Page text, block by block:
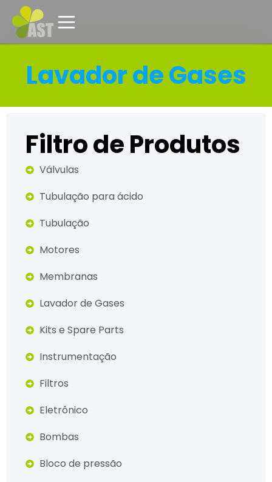
Lavador de Gases
Filtro de Produtos
Válvulas
Tubulação para ácido
Tubulação
Motores
Membranas
Lavador de Gases
Kits e Spare Parts
Instrumentação
Filtros
Eletrônico
Bombas
Bloco de pressão